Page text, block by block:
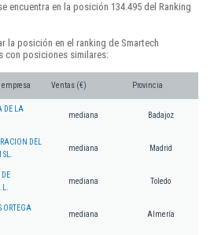
encuentra en la posición 134.495 del Ranking
la posición en el ranking de Smartech
con posiciones similares:
empresa Ventas (€) Provincia
DE LA
mediana Badajoz
DEL
mediana Madrid
mediana Toledo
ORTEGA
mediana Almería